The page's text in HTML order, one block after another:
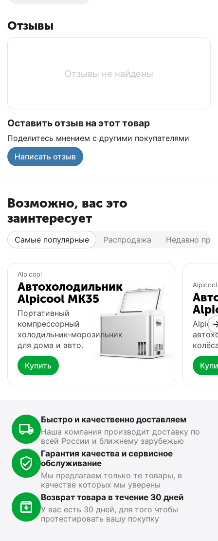
Отзывы
Отзывы не найдены
Оставить отзыв на этот товар
Поделитесь мнением с другими покупателями
Написать отзыв
Возможно, вас это
заинтересует
Самые популярные Распродажа Недавно
Популярный
Автохолодильник
15 499 00 ₽
Популярный
13 89000 ₽
Показать ещё
Alpicool
Автохолодильник
Alpicool MK35
Портативный
компрессорный
холодильник-морозильник
для дома и авто.
Купить
Alpicool
Быстро и качественно доставляем
Наша компания производит доставку по
всей России и ближнему зарубежью
Гарантия качества и сервисное
обслуживание
Мы предлагаем только те товары, в
качестве которых мы уверены
Возврат товара в течение 30 дней
У вас есть 30 дней, для того чтобы
протестировать вашу покупку